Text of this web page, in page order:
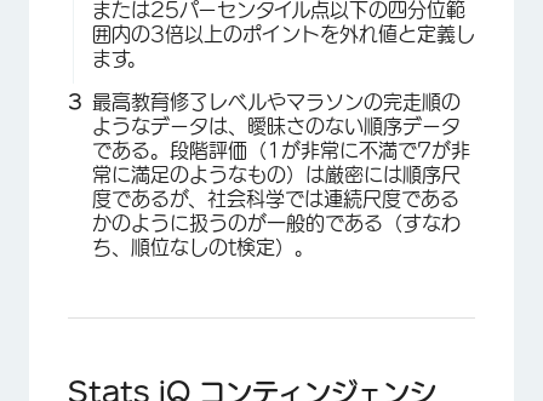
または25パーセンタイル点以下の四分位範
囲内の3倍以上のポイントを外れ値と定義し
ます。
最高教育修了レベルやマラソンの完走順の
ようなデータは、曖昧さのない順序データ
である。段階評価（1が非常に不満で7が非
常に満足のようなもの）は厳密には順序尺
度であるが、社会科学では連続尺度である
かのように扱うのが一般的である（すなわ
ち、順位なしのt検定）。
Stats iQ コンティンジェンシ